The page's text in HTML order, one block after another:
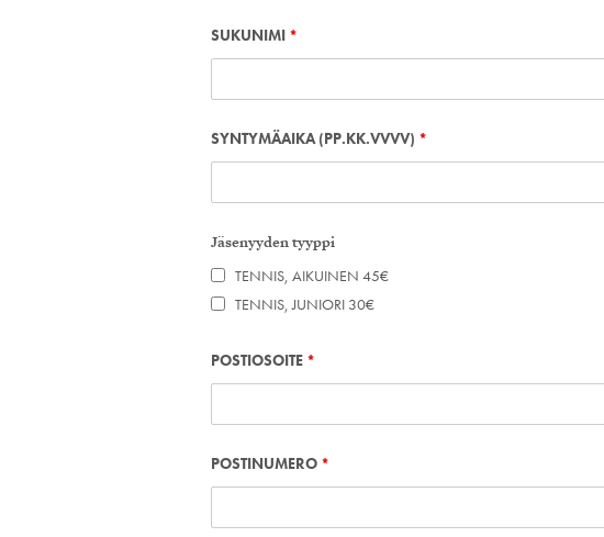
SUKUNIMI *
SYNTYMÄAIKA (PP.KK.VVVV) *
Jäsenyyden tyyppi
TENNIS, AIKUINEN 45€
TENNIS, JUNIORI 30€
POSTIOSOITE *
POSTINUMERO *